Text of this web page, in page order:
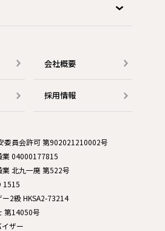
会社概要
採用情報
委員会許可 第902021210002号
業 04000177815
北九一廃 第522号
1515
2級 HKSA2-73214
第14050号
ザー